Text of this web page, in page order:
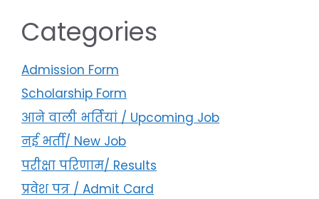
Categories
Admission Form
Scholarship Form
आने वाली भर्तियां / Upcoming Job
नई भर्ती/ New Job
परीक्षा परिणाम/ Results
प्रवेश पत्र / Admit Card